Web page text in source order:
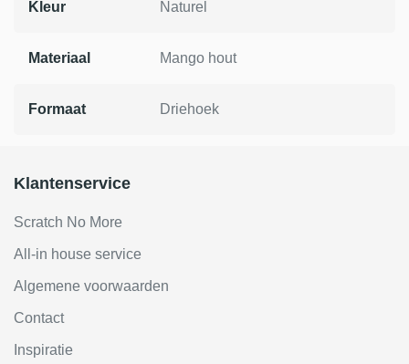
Kleur Naturel
Materiaal Mango hout
Formaat Driehoek
Klantenservice
Scratch No More
All-in house service
Algemene voorwaarden
Contact
Inspiratie